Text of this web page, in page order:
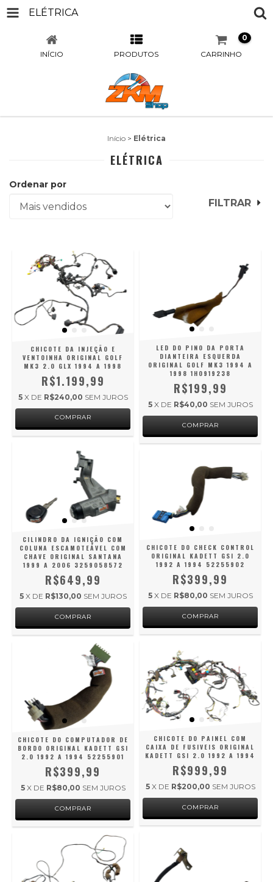
ELÉTRICA
INÍCIO PRODUTOS CARRINHO
0
Início > Elétrica
ELÉTRICA
Ordenar por
FILTRAR
CHICOTE DA INJEÇÃO E
VENTOINHA ORIGINAL GOLF
MK3 2.0 GLX 1994 A 1998
R$1.199,99
5 X DE R$240,00 SEM JUROS
LED DO PINO DA PORTA
DIANTEIRA ESQUERDA
ORIGINAL GOLF MK3 1994 A
1998 1H0919238
R$199,99
5 X DE R$40,00 SEM JUROS
CILINDRO DA IGNIÇÃO COM
COLUNA ESCAMOTEÁVEL COM
CHAVE ORIGINAL SANTANA
1999 A 2006 3259058572
R$649,99
5 X DE R$130,00 SEM JUROS
CHICOTE DO CHECK CONTROL
ORIGINAL KADETT GSI 2.0
1992 A 1994 52255902
R$399,99
5 X DE R$80,00 SEM JUROS
CHICOTE DO COMPUTADOR DE
BORDO ORIGINAL KADETT GSI
2.0 1992 A 1994 52255901
R$399,99
5 X DE R$80,00 SEM JUROS
CHICOTE DO PAINEL COM
CAIXA DE FUSIVEIS ORIGINAL
KADETT GSI 2.0 1992 A 1994
R$999,99
5 X DE R$200,00 SEM JUROS